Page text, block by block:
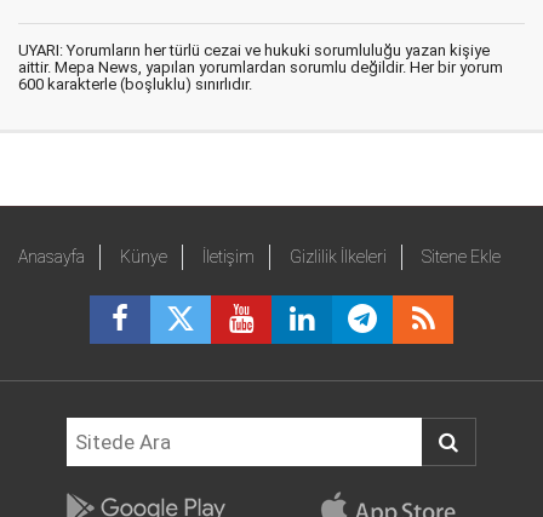
UYARI: Yorumların her türlü cezai ve hukuki sorumluluğu yazan kişiye
aittir. Mepa News, yapılan yorumlardan sorumlu değildir. Her bir yorum
600 karakterle (boşluklu) sınırlıdır.
Anasayfa Künye İletişim Gizlilik İlkeleri Sitene Ekle